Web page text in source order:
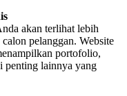
akan terlihat lebih
pelanggan. Website
portofolio,
penting lainnya yang